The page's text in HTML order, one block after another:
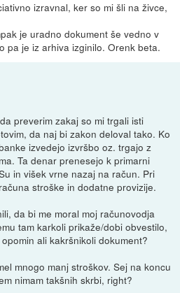
izravnal, ker so mi šli na živce,
je uradno dokument še vedno v
pa je iz arhiva izginilo. Orenk beta.
preverim zakaj so mi trgali isti
da naj bi zakon deloval tako. Ko
izvedejo izvršbo oz. trgajo z
Ta denar prenesejo k primarni
in višek vrne nazaj na račun. Pri
stroške in dodatne provizije.
da bi me moral moj računovodja
tam karkoli prikaže/dobi obvestilo,
ali kakršnikoli dokument?
mnogo manj stroškov. Sej na koncu
nimam takšnih skrbi, right?